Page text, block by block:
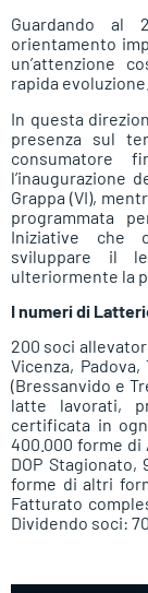
Guardando al
orientamento
un’attenzione
rapida evoluzione.
In questa
presenza sul
consumatore
l’inaugurazione
Grappa (VI),
programmata
Iniziative che
sviluppare il
ulteriormente la
I numeri di
200 soci
Vicenza,
(Bressanvido e
latte lavorati,
certificata in
400.000 forme di
DOP Stagionato,
forme di altri
Fatturato
Dividendo soci: